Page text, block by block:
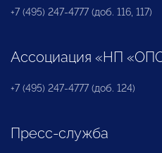
+7 (495) 247-4777 (доб. 116, 117)
Ассоциация «НП
+7 (495) 247-4777 (доб. 124)
Пресс-служба